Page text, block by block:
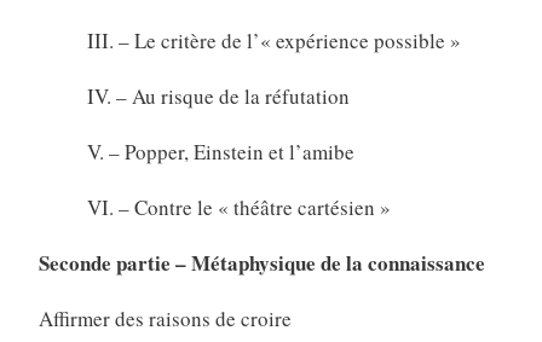
III. – Le critère de l’« expérience possible »
IV. – Au risque de la réfutation
V. – Popper, Einstein et l’amibe
VI. – Contre le « théâtre cartésien »
Seconde partie – Métaphysique de la connaissance
Affirmer des raisons de croire